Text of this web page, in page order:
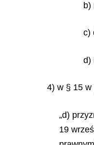
b)
c)
d)
4) w § 15
„d)
19